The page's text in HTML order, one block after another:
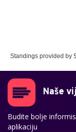
Standings provided by
Naše
Budite bolje
aplikaciju